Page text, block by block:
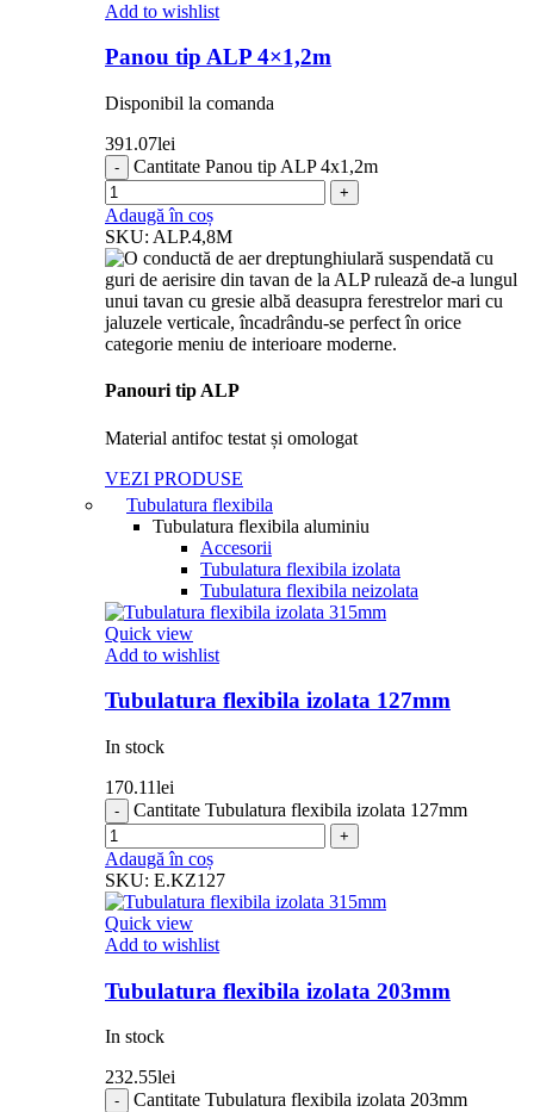
Add to wishlist
Panou tip ALP 4×1,2m
Disponibil la comanda
391.07lei
Cantitate Panou tip ALP 4x1,2m
Adaugă în coș
SKU: ALP.4,8M
Panouri tip ALP
Material antifoc testat și omologat
VEZI PRODUSE
Tubulatura flexibila
Tubulatura flexibila aluminiu
Accesorii
Tubulatura flexibila izolata
Tubulatura flexibila neizolata
Quick view
Add to wishlist
Tubulatura flexibila izolata 127mm
In stock
170.11lei
Cantitate Tubulatura flexibila izolata 127mm
Adaugă în coș
SKU: E.KZ127
Quick view
Add to wishlist
Tubulatura flexibila izolata 203mm
In stock
232.55lei
Cantitate Tubulatura flexibila izolata 203mm